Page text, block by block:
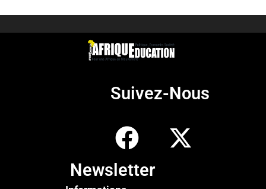
Suivez-Nous
Newsletter